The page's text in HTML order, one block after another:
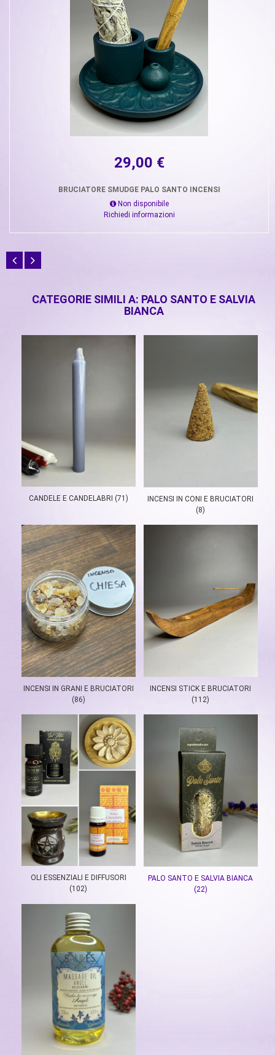
29,00 €
BRUCIATORE SMUDGE PALO SANTO INCENSI
Non disponibile
Richiedi informazioni
CATEGORIE SIMILI A: PALO SANTO E SALVIA
BIANCA
CANDELE E CANDELABRI (71)
INCENSI IN CONI E BRUCIATORI
(8)
INCENSI IN GRANI E BRUCIATORI
(86)
INCENSI STICK E BRUCIATORI
(112)
OLI ESSENZIALI E DIFFUSORI
(102)
PALO SANTO E SALVIA BIANCA
(22)